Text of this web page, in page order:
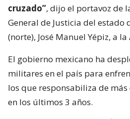
cruzado”, dijo el portavoz de
General de Justicia del estado
(norte), José Manuel Yépiz, a la
El gobierno mexicano ha
militares en el país para
los que responsabiliza de
en los últimos 3 años.